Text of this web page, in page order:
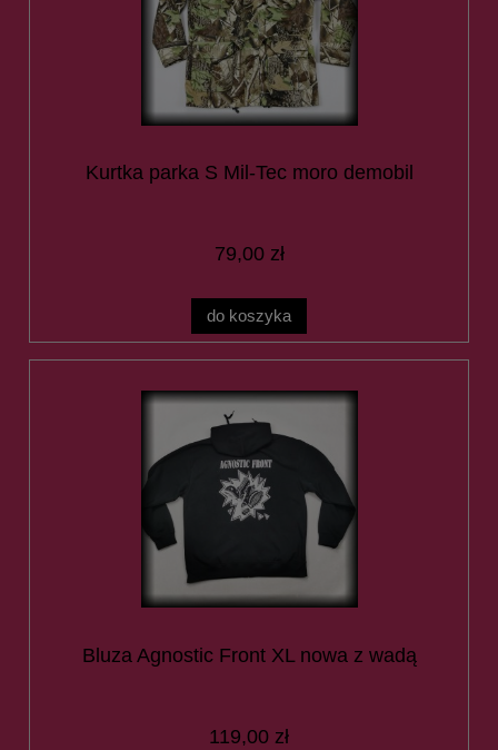
Kurtka parka S Mil-Tec moro demobil
79,00 zł
do koszyka
Bluza Agnostic Front XL nowa z wadą
119,00 zł